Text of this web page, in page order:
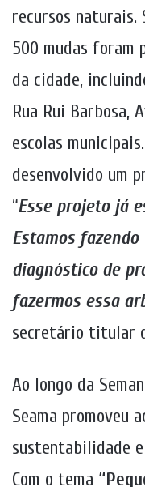
recursos naturais.
500 mudas foram
da cidade,
Rua Rui Barbosa,
escolas
desenvolvido um
“Esse projeto já
Estamos
diagnóstico de
fazermos essa
secretário titular
Ao longo da
Seama promoveu
sustentabilidade
Com o tema